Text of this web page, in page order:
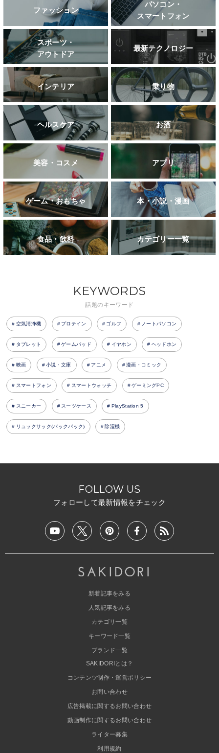
ファッション
パソコン・
スマートフォン
スポーツ・
アウトドア
最新テクノロジー
インテリア 乗り物
ヘルスケア お酒
美容・コスメ アプリ
ゲーム・おもちゃ 本・小説・漫画
食品・飲料 カテゴリー一覧
KEYWORDS
話題のキーワード
空気清浄機 プロテイン ゴルフ ノートパソコン
タブレット ゲームパッド イヤホン ヘッドホン
映画 小説・文庫 アニメ 漫画・コミック
スマートフォン スマートウォッチ ゲーミングPC
スニーカー スーツケース PlayStation 5
リュックサック(バックパック) 除湿機
FOLLOW US
フォローして最新情報をチェック
新着記事をみる
人気記事をみる
カテゴリ一覧
キーワード一覧
ブランド一覧
SAKIDORIとは？
コンテンツ制作・運営ポリシー
お問い合わせ
広告掲載に関するお問い合わせ
動画制作に関するお問い合わせ
ライター募集
利用規約